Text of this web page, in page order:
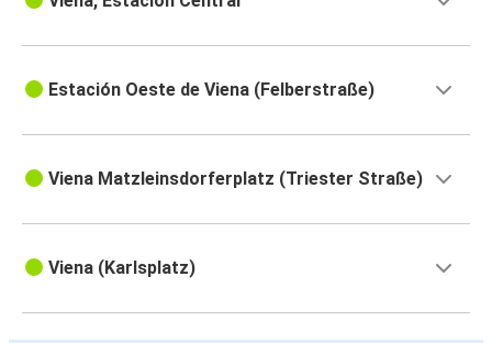
Estación Oeste de Viena (Felberstraße)
Viena Matzleinsdorferplatz (Triester Straße)
Viena (Karlsplatz)